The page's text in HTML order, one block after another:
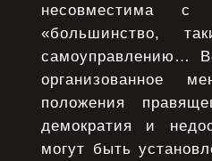
несовместима с
«большинство,
самоуправлению…
организованное
положения
демократия и
могут быть